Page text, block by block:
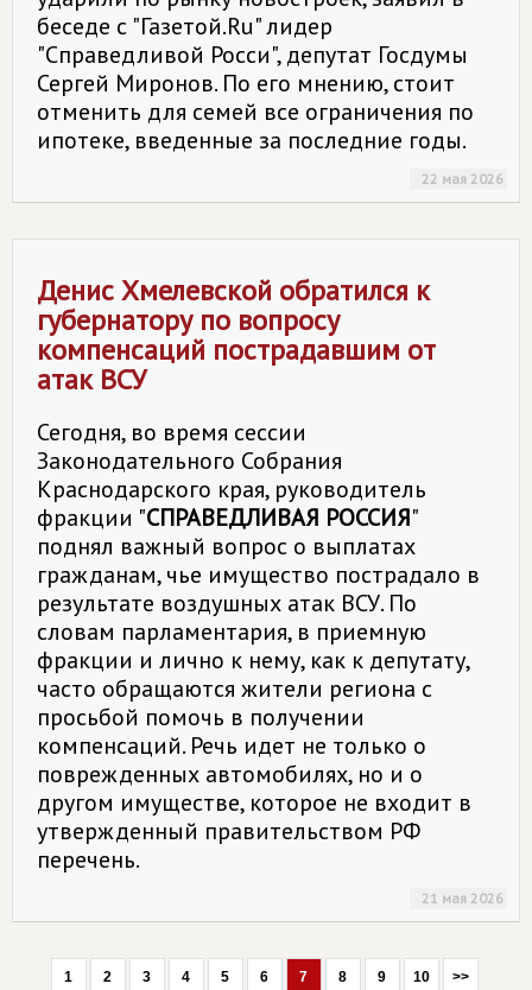
беседе с "Газетой.Ru" лидер
"Справедливой Росси", депутат Госдумы
Сергей Миронов. По его мнению, стоит
отменить для семей все ограничения по
ипотеке, введенные за последние годы.
22 мая 2026
Денис Хмелевской обратился к
губернатору по вопросу
компенсаций пострадавшим от
атак ВСУ
Сегодня, во время сессии
Законодательного Собрания
Краснодарского края, руководитель
фракции "СПРАВЕДЛИВАЯ РОССИЯ"
поднял важный вопрос о выплатах
гражданам, чье имущество пострадало в
результате воздушных атак ВСУ. По
словам парламентария, в приемную
фракции и лично к нему, как к депутату,
часто обращаются жители региона с
просьбой помочь в получении
компенсаций. Речь идет не только о
поврежденных автомобилях, но и о
другом имуществе, которое не входит в
утвержденный правительством РФ
перечень.
21 мая 2026
1 2 3 4 5 6 7 8 9 10 >>